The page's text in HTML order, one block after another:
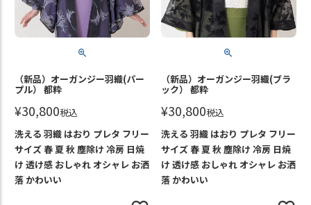
（新品）オーガンジー羽織(パー
プル） 都粋
¥30,800税込
洗える 羽織 はおり プレタ フリー
サイズ 春 夏 秋 塵除け 冷房 日焼
け 透け感 おしゃれ オシャレ お洒
落 かわいい
（新品）オーガンジー羽織(ブラ
ック） 都粋
¥30,800税込
洗える 羽織 はおり プレタ フリー
サイズ 春 夏 秋 塵除け 冷房 日焼
け 透け感 おしゃれ オシャレ お洒
落 かわいい